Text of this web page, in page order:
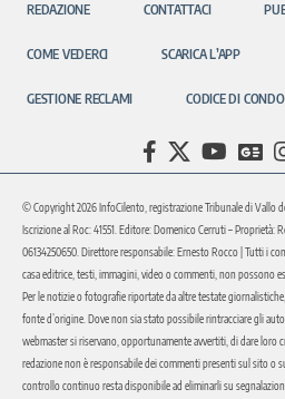
REDAZIONE CONTATTACI
COME VEDERCI SCARICA L’APP
GESTIONE RECLAMI CODICE DI
© Copyright 2026 InfoCilento, registrazione Tribunale di Vallo
Iscrizione al Roc: 41551. Editore: Domenico Cerruti – Proprietà:
06134250650. Direttore responsabile: Ernesto Rocco | Tutti i
casa editrice, testi, immagini, video o commenti, non possono
Per le notizie o fotografie riportate da altre testate
fonte d’origine. Dove non sia stato possibile rintracciare gli
webmaster si riservano, opportunamente avvertiti, di dare loro
redazione non è responsabile dei commenti presenti sul sito o
controllo continuo resta disponibile ad eliminarli su